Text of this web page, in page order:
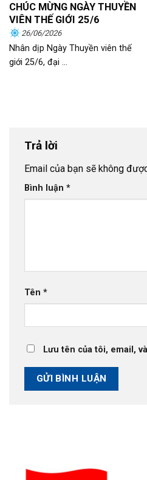
CHÚC MỪNG NGÀY THUYỀN
VIÊN THẾ GIỚI 25/6
26/06/2026
Nhân dịp Ngày Thuyền viên thế
giới 25/6, đại ...
Trả lời
Email của bạn sẽ không
Bình luận *
Tên *
Lưu tên của tôi, email,